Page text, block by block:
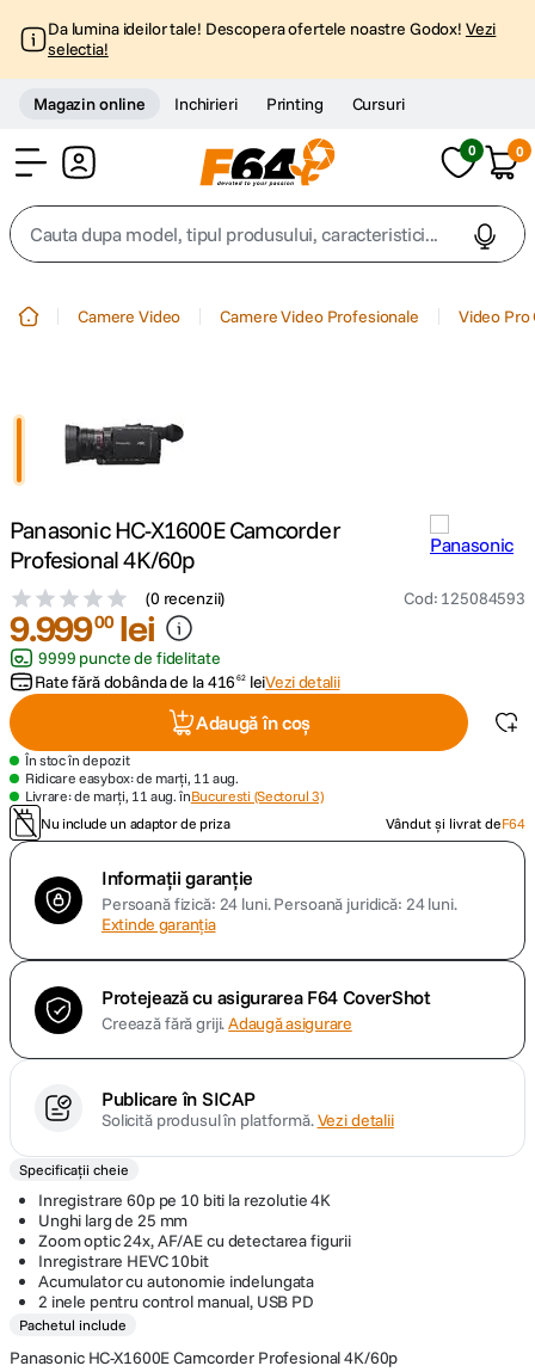
Da lumina ideilor tale! Descopera ofertele noastre Godox! Vezi
selectia!
Magazin online Inchirieri Printing Cursuri
0 0
Cauta dupa model, tipul produsului, caracteristici...
trepied telefon
4. peak design
canon sx740 hs
6. lavaliera
card memorie
8. dji mic mini
9 dji osmo
10. insta 360
Camere Video Camere Video Profesionale Video Pro
Panasonic HC-X1600E Camcorder
Profesional 4K/60p
(0 recenzii) Cod: 125084593
9.99900 lei
9999 puncte de fidelitate
Rate fără dobânda de la416 62 leiVezi detalii
Adaugă în coș
În stoc în depozit
Ridicare easybox: de marți, 11 aug.
Livrare: de marți, 11 aug. înBucuresti (Sectorul 3)
Nu include un adaptor de priza
Vândut și livrat deF64
Informații garanție
Persoană fizică: 24 luni.Persoană juridică: 24 luni.
Extinde garanția
Protejează cu asigurarea F64 CoverShot
Creează fără griji.Adaugă asigurare
Publicare în SICAP
Solicită produsul în platformă.Vezi detalii
Specificații cheie
Inregistrare 60p pe 10 biti la rezolutie 4K
Unghi larg de 25 mm
Zoom optic 24x, AF/AE cu detectarea figurii
Inregistrare HEVC 10bit
Acumulator cu autonomie indelungata
2 inele pentru control manual, USB PD
Pachetul include
Panasonic HC-X1600E Camcorder Profesional 4K/60p